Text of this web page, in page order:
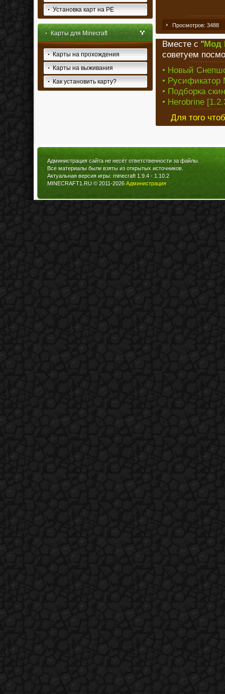
Установка карт на PE
Карты для Minecraft
Карты на прохождения
Карты на выживания
Как установить карту?
Просмотров: 3488
Вместе с "Мод
советуем
• Новый
• Русификатор
• Подборка
• Herobrine
Для того
Администрация сайта не несёт ответственности за файлы.
Все материалы были взяты из открытых источников.
Актуальная версия игры: minecraft 1.9.4 - 1.10.2
MINECRAFT1.RU © 2011-2026 Администрация